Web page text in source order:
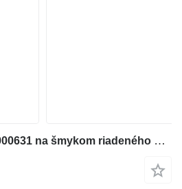
Ventil EGR 7000770/7000631 na šmykom riadeného nakladača Bobcat S160